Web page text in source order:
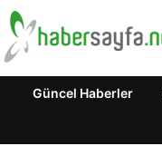
Güncel Haberler